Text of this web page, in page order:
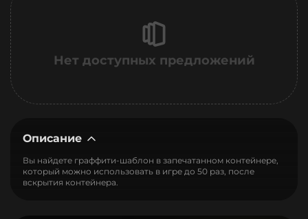
Нет доступных предложений
Описание
Вы найдете граффити-шаблон в запечатанном контейнере,
который можно использовать в игре до 50 раз, после
вскрытия контейнера.